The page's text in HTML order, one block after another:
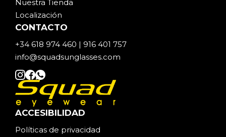
Nuestra Tienda
Localización
CONTACTO
+34 618 974 460 | 916 401 757
info@squadsunglasses.com
ACCESIBILIDAD
Políticas de privacidad